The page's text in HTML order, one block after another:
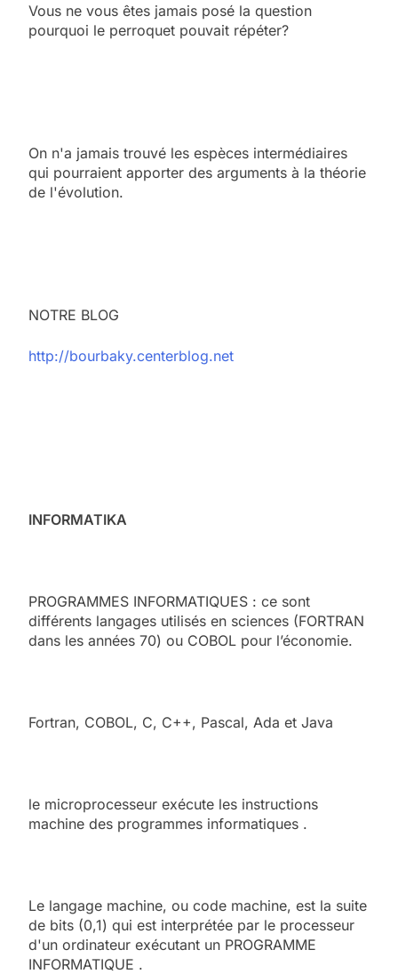
Vous ne vous êtes jamais posé la question
pourquoi le perroquet pouvait répéter?
On n'a jamais trouvé les espèces intermédiaires
qui pourraient apporter des arguments à la théorie
de l'évolution.
NOTRE BLOG
http://bourbaky.centerblog.net
INFORMATIKA
PROGRAMMES INFORMATIQUES : ce sont
différents langages utilisés en sciences (FORTRAN
dans les années 70) ou COBOL pour l’économie.
Fortran, COBOL, C, C++, Pascal, Ada et Java
le microprocesseur exécute les instructions
machine des programmes informatiques .
Le langage machine, ou code machine, est la suite
de bits (0,1) qui est interprétée par le processeur
d'un ordinateur exécutant un PROGRAMME
INFORMATIQUE .